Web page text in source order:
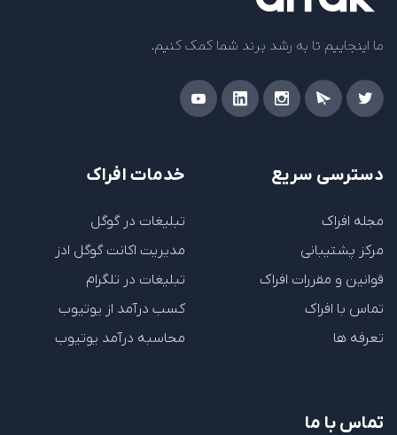
ما اینجاییم تا به رشد برند شما کمک کنیم.
دسترسی سریع
مجله افراک
مرکز پشتیبانی
قوانین و مقررات افراک
تماس با افراک
تعرفه ها
خدمات افراک
تبلیغات در گوگل
مدیریت اکانت گوگل ادز
تبلیغات در تلگرام
کسب درآمد از یوتیوب
محاسبه درآمد یوتیوب
تماس با ما